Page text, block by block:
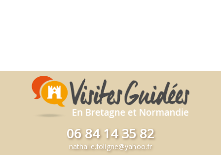
06 84 14 35 82
nathalie.foligne@yahoo.fr